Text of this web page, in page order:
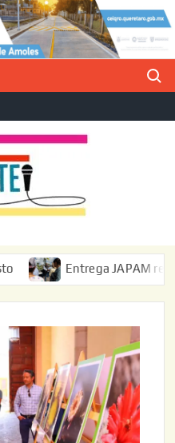
Entrega JAPAM